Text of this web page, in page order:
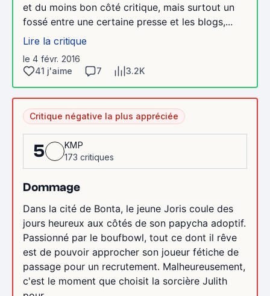
et du moins bon côté critique, mais surtout un
fossé entre une certaine presse et les blogs,...
Lire la critique
le 4 févr. 2016
41 j'aime
7 3.2K
Critique négative la plus appréciée
5
KMP
173 critiques
Dommage
Dans la cité de Bonta, le jeune Joris coule des
jours heureux aux côtés de son papycha adoptif.
Passionné par le boufbowl, tout ce dont il rêve
est de pouvoir approcher son joueur fétiche de
passage pour un recrutement. Malheureusement,
c'est le moment que choisit la sorcière Julith